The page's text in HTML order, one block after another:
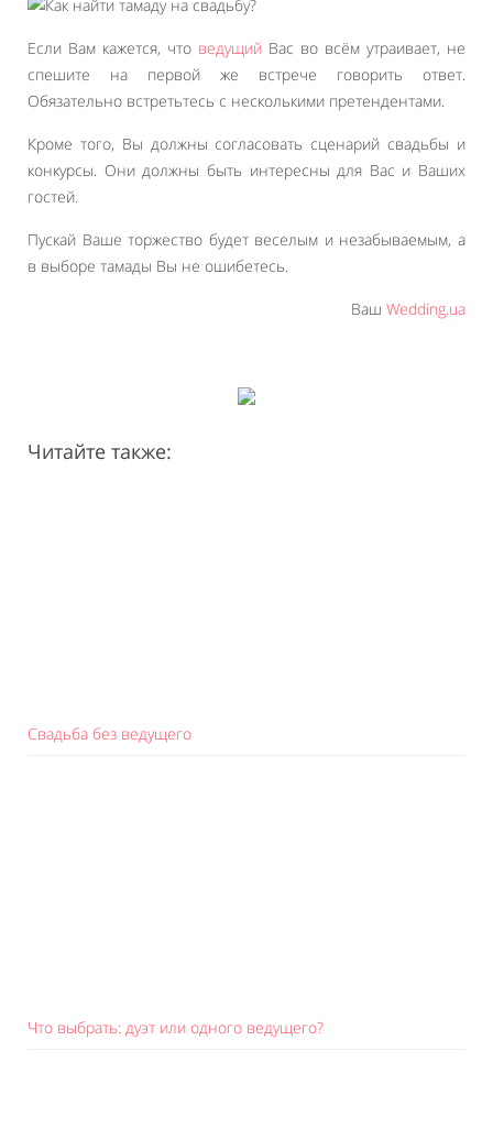
Если Вам кажется, что ведущий Вас во всём утраивает, не
спешите на первой же встрече говорить ответ.
Обязательно встретьтесь с несколькими претендентами.
Кроме того, Вы должны согласовать сценарий свадьбы и
конкурсы. Они должны быть интересны для Вас и Ваших
гостей.
Пускай Ваше торжество будет веселым и незабываемым, а
в выборе тамады Вы не ошибетесь.
Ваш Wedding.ua
Читайте также:
Свадьба без ведущего
Что выбрать: дуэт или одного ведущего?